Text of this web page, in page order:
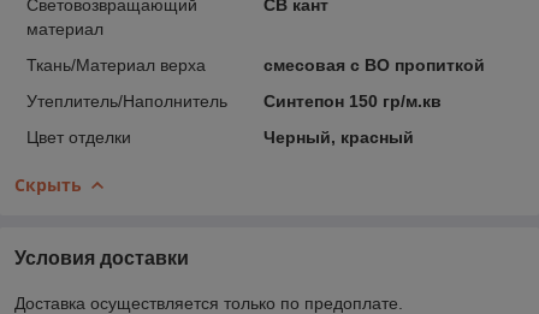
Световозвращающий
материал
СВ кант
Ткань/Материал верха
смесовая с ВО пропиткой
Утеплитель/Наполнитель
Синтепон 150 гр/м.кв
Цвет отделки
Черный, красный
Скрыть
Условия доставки
Доставка осуществляется только по предоплате.